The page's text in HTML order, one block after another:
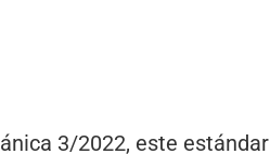
3/2022, este estándar